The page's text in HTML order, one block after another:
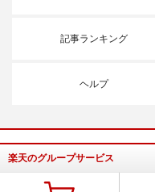
記事ランキング
ヘルプ
楽天のグループサービス